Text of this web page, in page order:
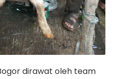
dirawat oleh team